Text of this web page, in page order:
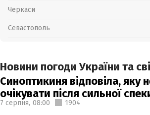
Черкаси
Севастополь
Новини погоди України та
Синоптикиня відповіла, яку
очікувати після сильної
7 серпня, 08:00 1904